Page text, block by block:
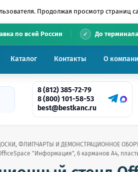
Продолжая просмотр страниц
по всей России До
Каталог Контакты О
8 (812) 385-72-79
8 (800) 101-58-53
best@bestkanc.ru
ФЛИПЧАРТЫ И ДЕМОНСТРАЦИОННОЕ
"Информация", 6 карманов А4,